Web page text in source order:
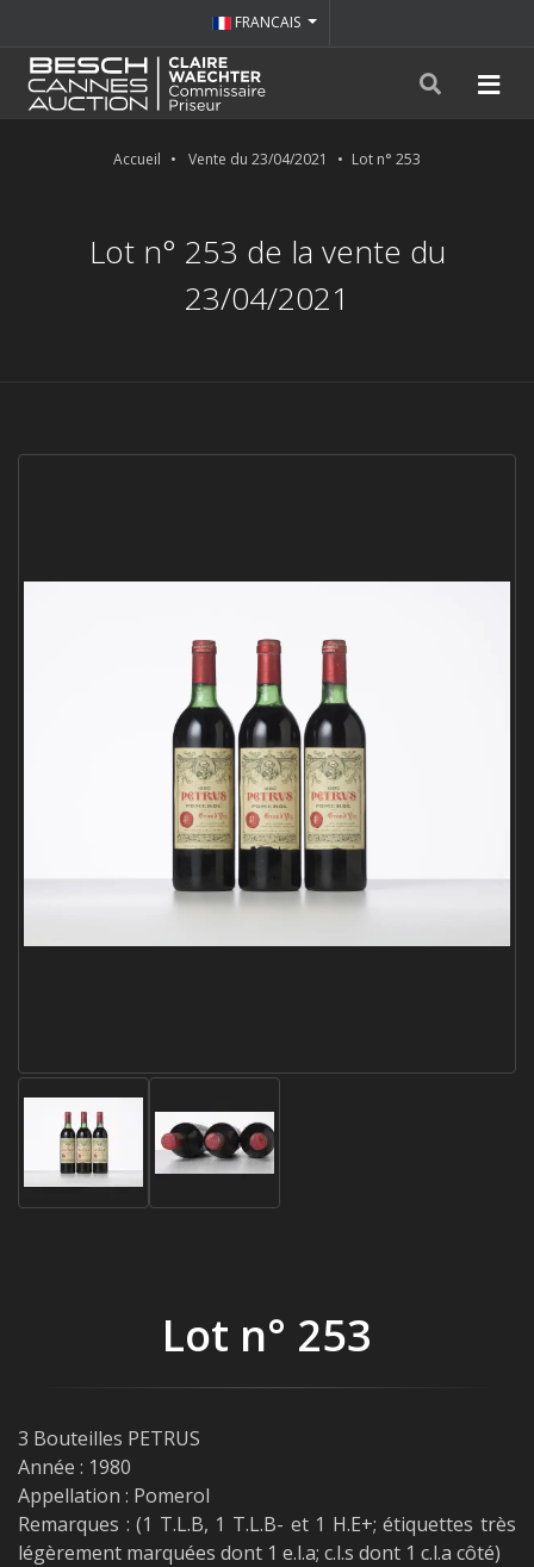
FRANCAIS
Accueil Vente du 23/04/2021 Lot n° 253
Lot n° 253 de la vente du
23/04/2021
Lot n° 253
3 Bouteilles PETRUS
Année : 1980
Appellation : Pomerol
Remarques : (1 T.L.B, 1 T.L.B- et 1 H.E+; étiquettes très
légèrement marquées dont 1 e.l.a; c.l.s dont 1 c.l.a côté)